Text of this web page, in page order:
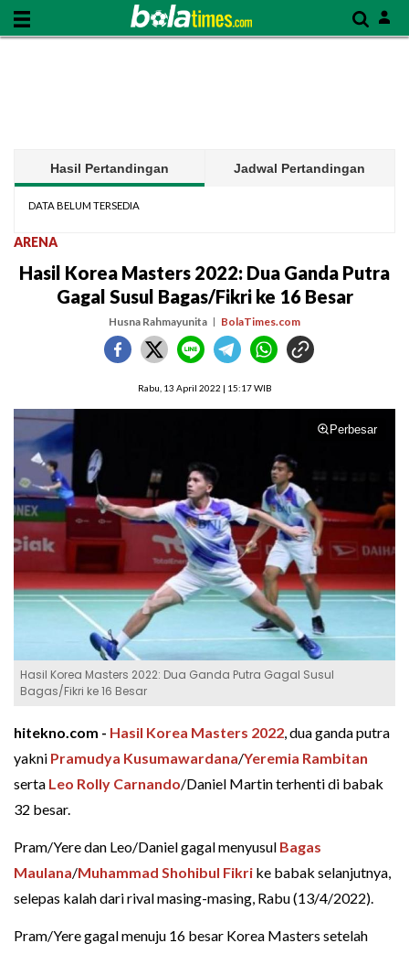
Hasil Pertandingan Jadwal Pertandingan
DATA BELUM TERSEDIA
ARENA
Hasil Korea Masters 2022: Dua Ganda Putra
Gagal Susul Bagas/Fikri ke 16 Besar
Husna Rahmayunita BolaTimes.com
Rabu, 13 April 2022 | 15:17 WIB
Perbesar
Hasil Korea Masters 2022: Dua Ganda Putra Gagal Susul
Bagas/Fikri ke 16 Besar
hitekno.com - Hasil Korea Masters 2022, dua ganda putra
yakni Pramudya Kusumawardana/Yeremia Rambitan
serta Leo Rolly Carnando/Daniel Martin terhenti di babak
32 besar.
Pram/Yere dan Leo/Daniel gagal menyusul Bagas
Maulana/Muhammad Shohibul Fikri ke babak selanjutnya,
selepas kalah dari rival masing-masing, Rabu (13/4/2022).
Pram/Yere gagal menuju 16 besar Korea Masters setelah